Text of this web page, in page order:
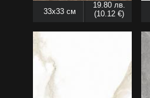
33x33 см
19.80 лв.
(10.12 €)